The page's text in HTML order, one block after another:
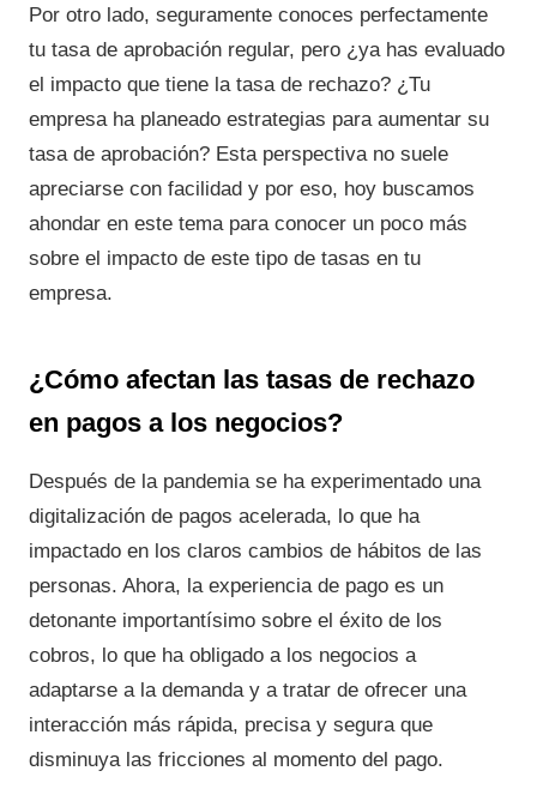
Por otro lado, seguramente conoces perfectamente
tu tasa de aprobación regular, pero ¿ya has evaluado
el impacto que tiene la tasa de rechazo? ¿Tu
empresa ha planeado estrategias para aumentar su
tasa de aprobación? Esta perspectiva no suele
apreciarse con facilidad y por eso, hoy buscamos
ahondar en este tema para conocer un poco más
sobre el impacto de este tipo de tasas en tu
empresa.
¿Cómo afectan las tasas de rechazo
en pagos a los negocios?
Después de la pandemia se ha experimentado una
digitalización de pagos acelerada, lo que ha
impactado en los claros cambios de hábitos de las
personas. Ahora, la experiencia de pago es un
detonante importantísimo sobre el éxito de los
cobros, lo que ha obligado a los negocios a
adaptarse a la demanda y a tratar de ofrecer una
interacción más rápida, precisa y segura que
disminuya las fricciones al momento del pago.